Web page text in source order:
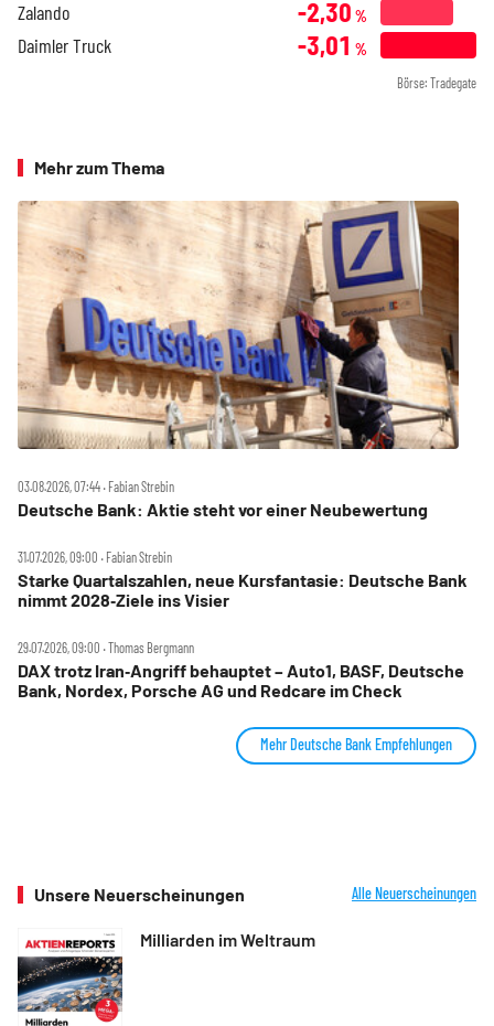
Zalando -2,30 %
Daimler Truck -3,01 %
Börse: Tradegate
Mehr zum Thema
03.08.2026, 07:44 ‧ Fabian Strebin
Deutsche Bank: Aktie steht vor einer Neubewertung
31.07.2026, 09:00 ‧ Fabian Strebin
Starke Quartalszahlen, neue Kursfantasie: Deutsche Bank
nimmt 2028‑Ziele ins Visier
29.07.2026, 09:00 ‧ Thomas Bergmann
DAX trotz Iran‑Angriff behauptet – Auto1, BASF, Deutsche
Bank, Nordex, Porsche AG und Redcare im Check
Mehr Deutsche Bank Empfehlungen
Unsere Neuerscheinungen Alle Neuerscheinungen
Milliarden im Weltraum